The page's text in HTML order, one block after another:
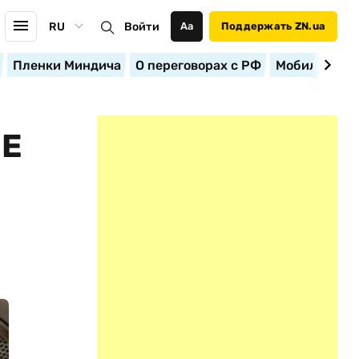
RU Войти Аа Поддержать ZN.ua
Пленки Миндича О переговорах с РФ